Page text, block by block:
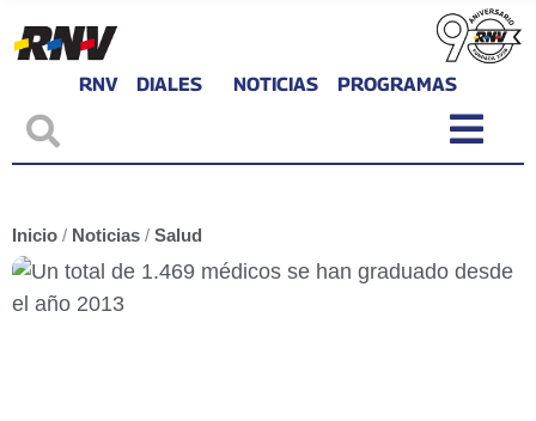
RNV DIALES NOTICIAS PROGRAMAS
Inicio / Noticias / Salud